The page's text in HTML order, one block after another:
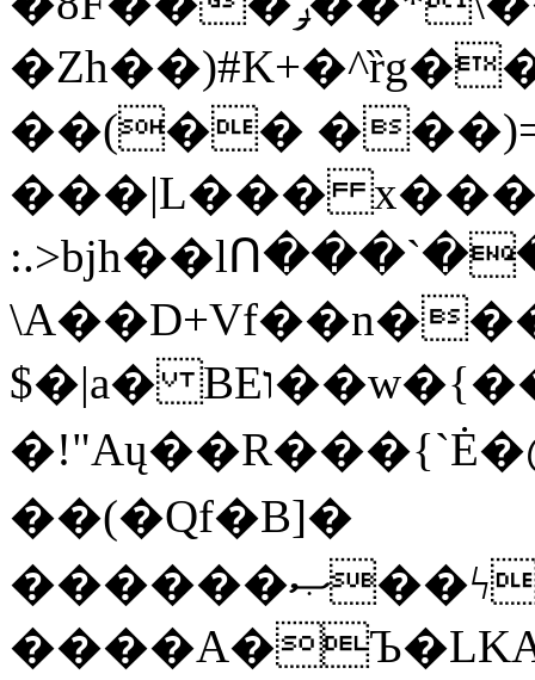
��(��
���|L���
$�|a� BEו��w�{���;���q�X��d%�������W� hU�(�1�Ū}9�S�F<��i�L3�;�
��(�Qf�B]�
������ޞ��ϟak��r��_39$�8�p���7�2�yIZ�R��x��/